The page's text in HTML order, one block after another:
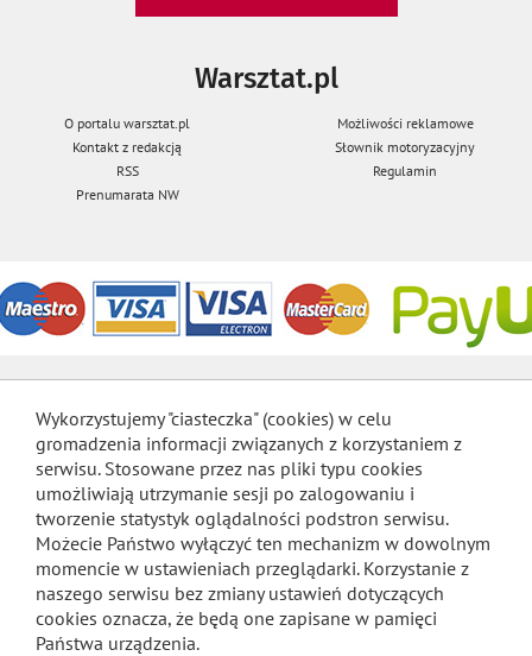
Warsztat.pl
O portalu warsztat.pl
Możliwości reklamowe
Kontakt z redakcją
Słownik motoryzacyjny
RSS
Regulamin
Prenumarata NW
Wykorzystujemy "ciasteczka" (cookies) w celu
gromadzenia informacji związanych z korzystaniem z
serwisu. Stosowane przez nas pliki typu cookies
umożliwiają utrzymanie sesji po zalogowaniu i
tworzenie statystyk oglądalności podstron serwisu.
Możecie Państwo wyłączyć ten mechanizm w dowolnym
momencie w ustawieniach przeglądarki. Korzystanie z
naszego serwisu bez zmiany ustawień dotyczących
cookies oznacza, że będą one zapisane w pamięci
Państwa urządzenia.